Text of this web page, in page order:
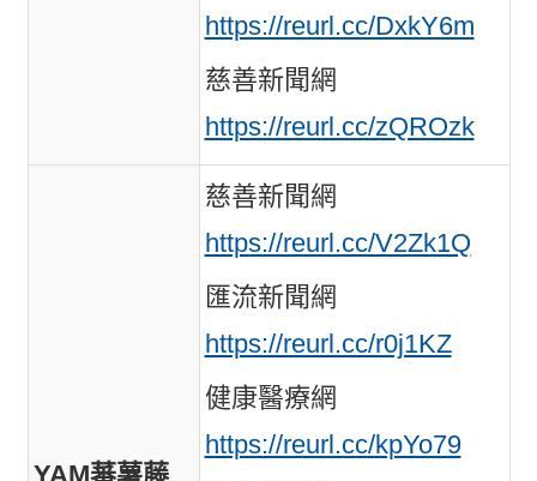
https://reurl.cc/DxkY6m
慈善新聞網
https://reurl.cc/zQROzk
YAM蕃薯藤
慈善新聞網
https://reurl.cc/V2Zk1Q
匯流新聞網
https://reurl.cc/r0j1KZ
健康醫療網
https://reurl.cc/kpYo79